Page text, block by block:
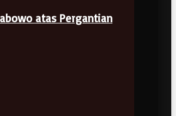
atas Pergantian